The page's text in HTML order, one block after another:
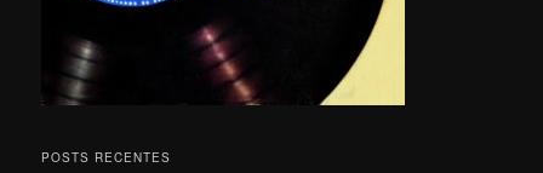
POSTS RECENTES